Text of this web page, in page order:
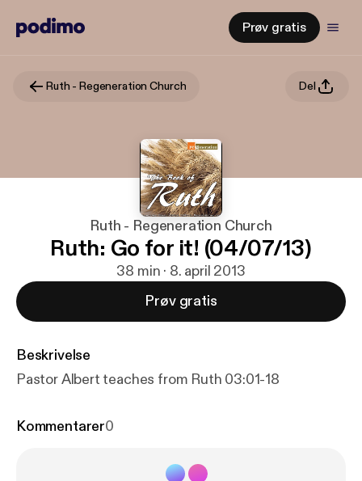
Prøv gratis
Ruth - Regeneration Church Del
Ruth - Regeneration Church
Ruth: Go for it! (04/07/13)
38 min · 8. april 2013
Prøv gratis
Beskrivelse
Pastor Albert teaches from Ruth 03:01-18
Kommentarer0